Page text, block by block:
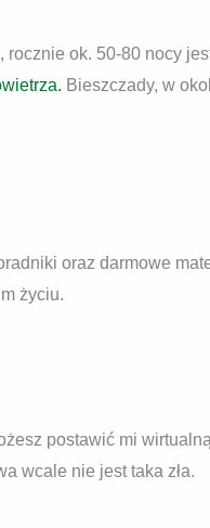
ok. 50-80 nocy
Bieszczady, w
oraz darmowe
życiu.
postawić mi
wcale nie jest taka zła.